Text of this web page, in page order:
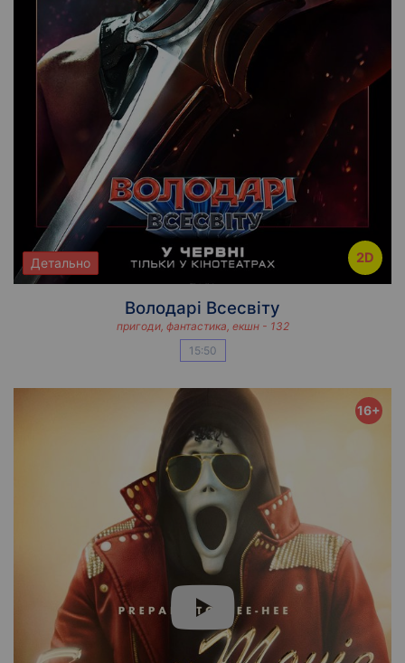
2D
Детально
Володарі Всесвіту
пригоди, фантастика, екшн - 132
15:50
16+